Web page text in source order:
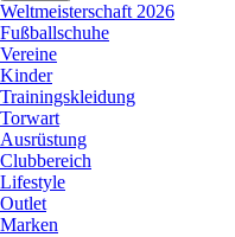
Weltmeisterschaft 2026
Fußballschuhe
Vereine
Kinder
Trainingskleidung
Torwart
Ausrüstung
Clubbereich
Lifestyle
Outlet
Marken